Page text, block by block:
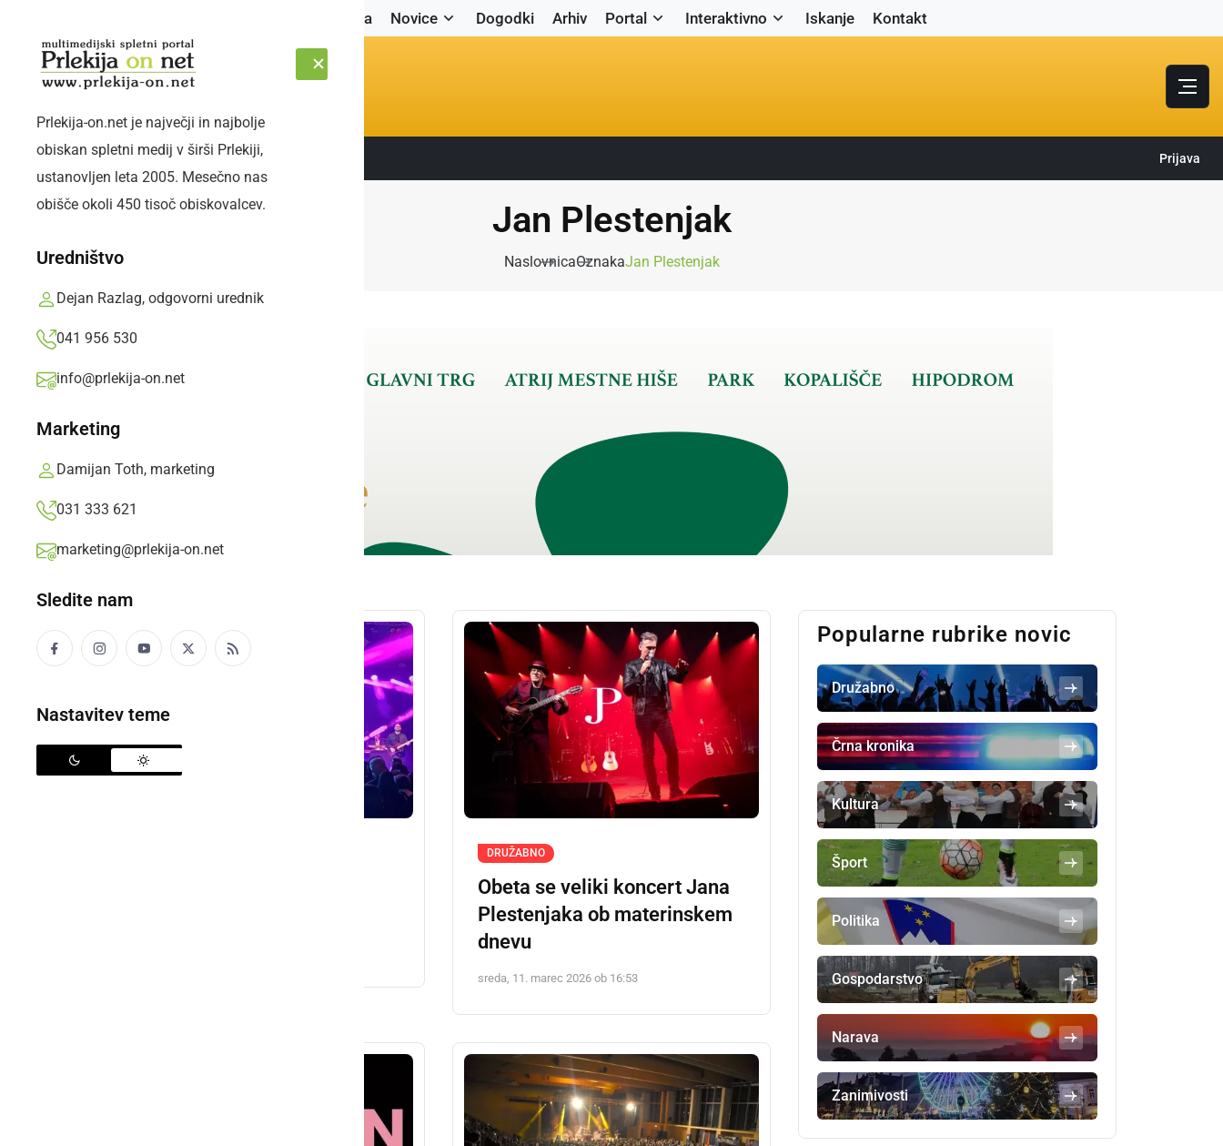
Naslovnica Novice Dogodki Arhiv Portal Interaktivno Iskanje Kontakt
ČETRTEK, 6. AVGUST 2026 Sledite nam: Prijava
Prlekija-on.net je največji in najbolje
obiskan spletni medij v širši Prlekiji,
ustanovljen leta 2005. Mesečno nas
obišče okoli 450 tisoč obiskovalcev.
Uredništvo
Dejan Razlag, odgovorni urednik
041 956 530
info@prlekija-on.net
Marketing
Damijan Toth, marketing
031 333 621
marketing@prlekija-on.net
Sledite nam
Nastavitev teme
Jan Plestenjak
NaslovnicaOznakaJan Plestenjak
DRUŽABNO
Obeta se veliki koncert Jana
Plestenjaka ob materinskem
dnevu
sreda, 11. marec 2026 ob 16:53
Popularne rubrike novic
Družabno
Črna kronika
Kultura
Šport
Politika
Gospodarstvo
Narava
Zanimivosti